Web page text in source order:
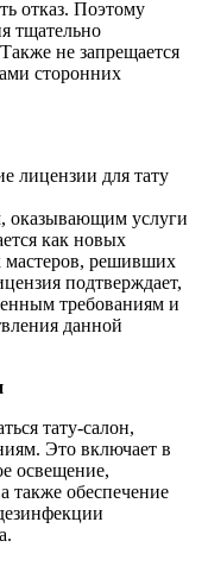
отказ. Поэтому
тщательно
не запрещается
сторонних
оказывающим услуги
как новых
мастеров, решивших
подтверждает,
требованиям и
данной
тату-салон,
Это включает в
освещение,
также обеспечение